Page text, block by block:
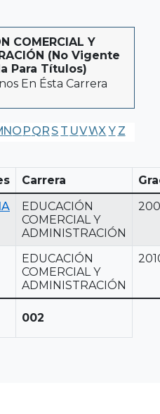
COMERCIAL Y
(No Vigente
Para Títulos)
En Ésta Carrera
NO PQR S T UVWX Y Z
Carrera
EDUCACIÓN
COMERCIAL Y
ADMINISTRACIÓN
EDUCACIÓN
COMERCIAL Y
ADMINISTRACIÓN
002